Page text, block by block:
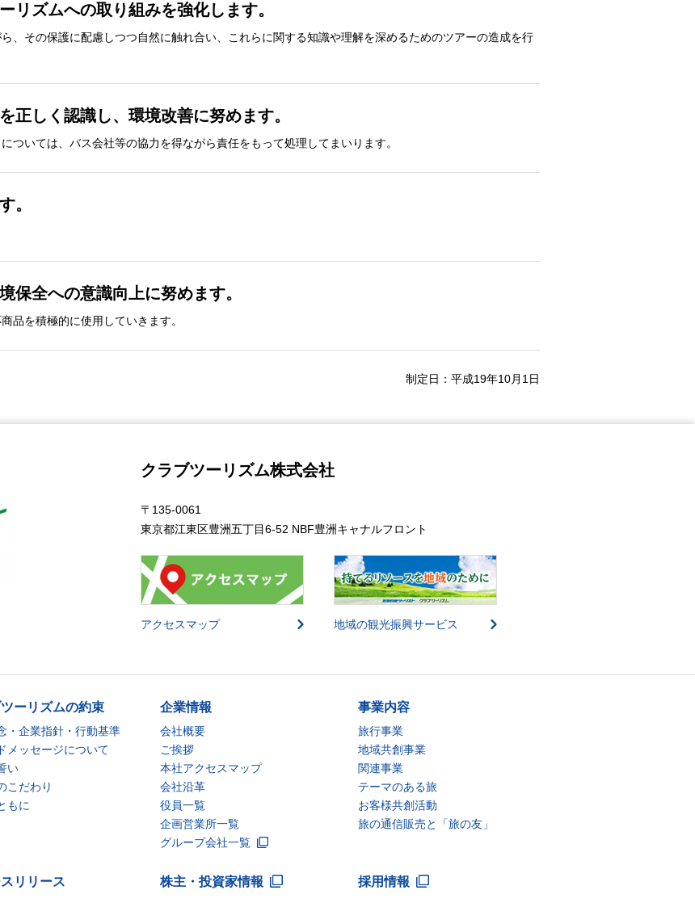
リズムへの取り組みを強化します。
、その保護に配慮しつつ自然に触れ合い、これらに関する知識や理解を深めるためのツアーの造成を行
正しく認識し、環境改善に努めます。
ついては、バス会社等の協力を得ながら責任をもって処理してまいります。
。
保全への意識向上に努めます。
品を積極的に使用していきます。
制定日：平成19年10月1日
クラブツーリズム株式会社
〒135-0061
東京都江東区豊洲五丁目6-52 NBF豊洲キャナルフロント
アクセスマップ 地域の観光振興サービス
ーリズムの約束
・企業指針・行動基準
メッセージについて
い
こだわり
もに
企業情報
会社概要
ご挨拶
本社アクセスマップ
会社沿革
役員一覧
企画営業所一覧
グループ会社一覧
事業内容
旅行事業
地域共創事業
関連事業
テーマのある旅
お客様共創活動
旅の通信販売と「旅の友」
リリース 株主・投資家情報 採用情報